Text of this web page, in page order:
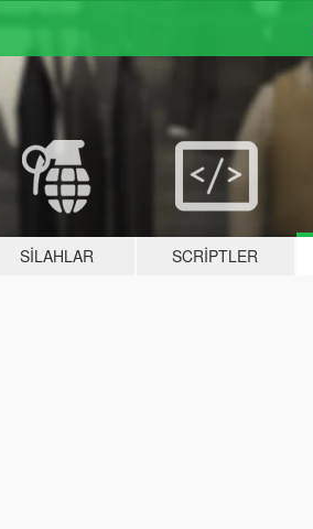
SILAHLAR SCRIPTLER